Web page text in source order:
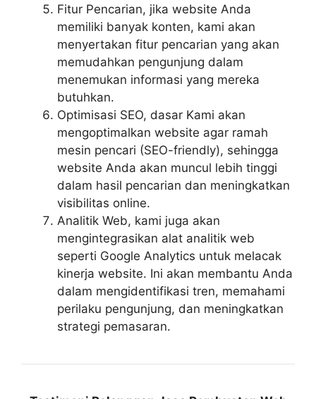
Fitur Pencarian, jika website Anda
memiliki banyak konten, kami akan
menyertakan fitur pencarian yang akan
memudahkan pengunjung dalam
menemukan informasi yang mereka
butuhkan.
Optimisasi SEO, dasar Kami akan
mengoptimalkan website agar ramah
mesin pencari (SEO-friendly), sehingga
website Anda akan muncul lebih tinggi
dalam hasil pencarian dan meningkatkan
visibilitas online.
Analitik Web, kami juga akan
mengintegrasikan alat analitik web
seperti Google Analytics untuk melacak
kinerja website. Ini akan membantu Anda
dalam mengidentifikasi tren, memahami
perilaku pengunjung, dan meningkatkan
strategi pemasaran.